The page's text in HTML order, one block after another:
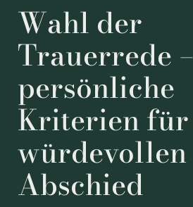
Wahl der
Trauerrede –
persönliche
Kriterien für
würdevollen
Abschied